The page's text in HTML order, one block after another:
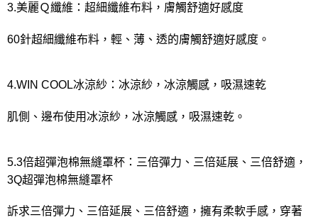
3.美麗Ｑ纖維：超細纖維布料，膚觸舒適好感度
60針超細纖維布料，輕、薄、透的膚觸舒適好感度。
4.WIN COOL冰涼紗：冰涼紗，冰涼觸感，吸濕速乾
肌側、邊布使用冰涼紗，冰涼觸感，吸濕速乾。
5.3倍超彈泡棉無縫罩杯：三倍彈力、三倍延展、三倍舒適，
3Q超彈泡棉無縫罩杯
訴求三倍彈力、三倍延展、三倍舒適，擁有柔軟手感，穿著